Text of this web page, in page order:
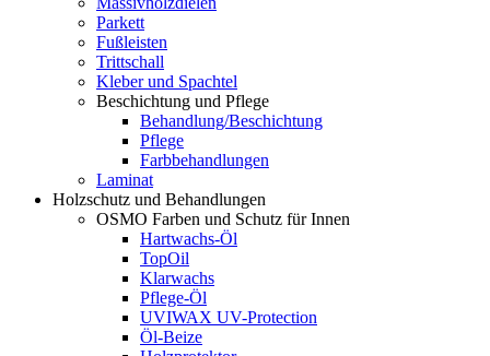
Parkett
Fußleisten
Trittschall
Kleber und Spachtel
Beschichtung und Pflege
Behandlung/Beschichtung
Pflege
Farbbehandlungen
Laminat
Holzschutz und Behandlungen
OSMO Farben und Schutz für Innen
Hartwachs-Öl
TopOil
Klarwachs
Pflege-Öl
UVIWAX UV-Protection
Öl-Beize